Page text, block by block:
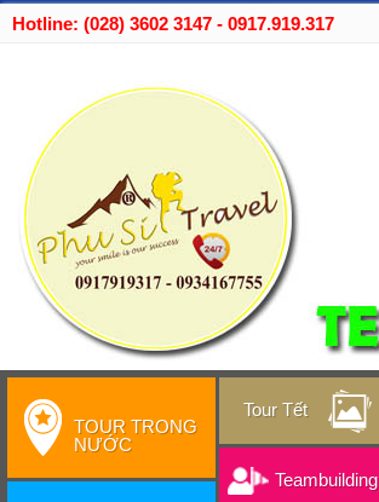
Hotline: (028) 3602 3147 - 0917.919.317
TOUR TRONG
NƯỚC
Tour Tết
Teambuilding